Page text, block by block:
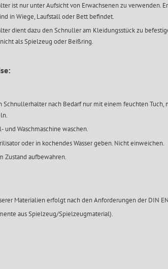
ist nur unter Aufsicht von Erwachsenen zu verwenden.
in Wiege, Laufstall oder Bett befindet.
dient dazu den Schnuller am Kleidungsstück zu
als Spielzeug oder Beißring.
Schnullerhalter nach Bedarf nur mit einem feuchten Tuch,
und Waschmaschine waschen.
oder in kochendes Wasser geben. Nicht einweichen.
Zustand aufbewahren.
Materialien erfolgt nach den Anforderungen der DIN
aus Spielzeug/Spielzeugmaterial).